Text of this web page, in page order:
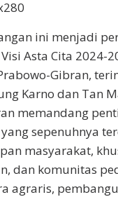
ini menjadi
Asta Cita 2024-
Gibran,
Karno dan Tan
memandang
sepenuhnya
masyarakat,
dan komunitas
agraris,